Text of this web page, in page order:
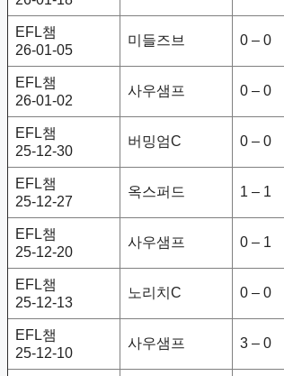
EFL챔
26-01-05
미들즈브 0 – 0
EFL챔
26-01-02
사우샘프 0 – 0
EFL챔
25-12-30
버밍엄C 0 – 0
EFL챔
25-12-27
옥스퍼드 1 – 1
EFL챔
25-12-20
사우샘프 0 – 1
EFL챔
25-12-13
노리치C 0 – 0
EFL챔
25-12-10
사우샘프 3 – 0